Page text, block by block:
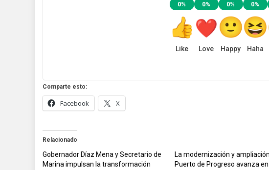
0%
Like
0%
Love
0%
Happy
0%
Haha
Comparte esto:
Facebook X
Relacionado
Gobernador Díaz Mena y Secretario de
Marina impulsan la transformación
La modernización y
Puerto de Progreso avanza